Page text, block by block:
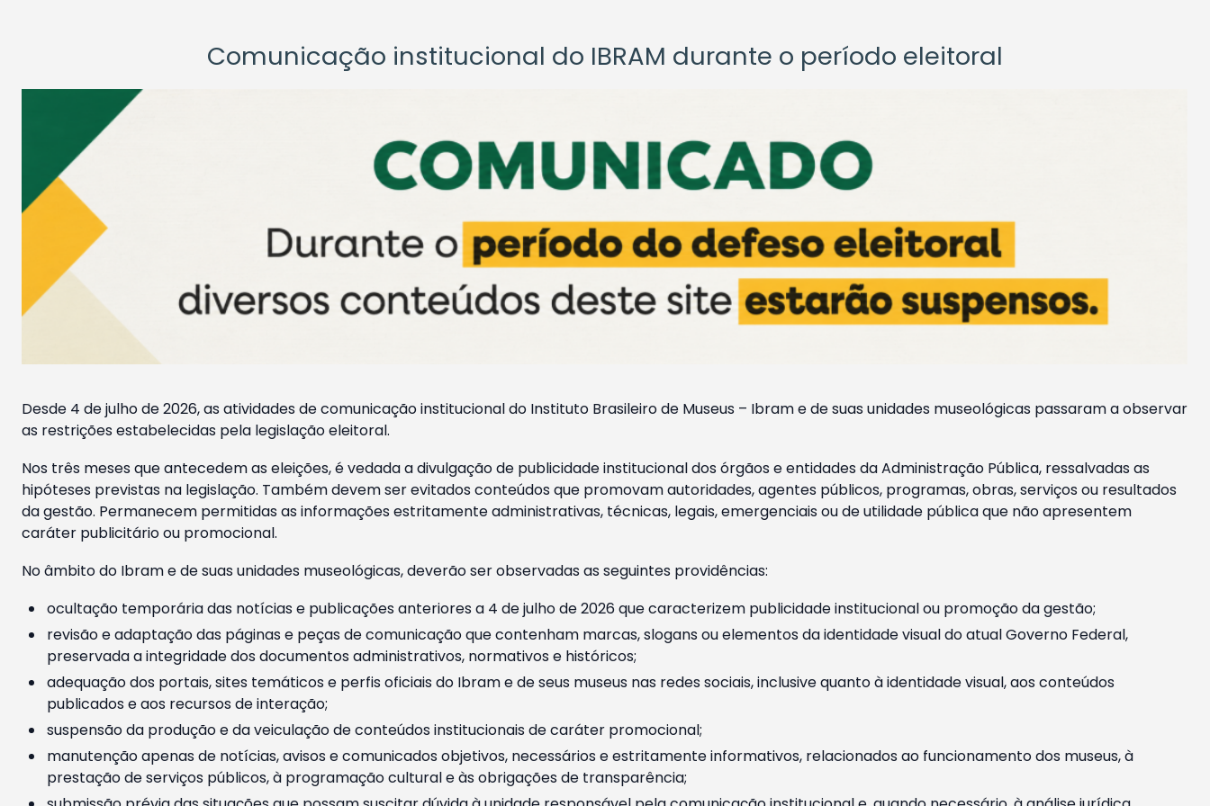
Comunicação institucional do IBRAM durante o período eleitoral
Desde 4 de julho de 2026, as atividades de comunicação institucional do Instituto Brasileiro de Museus – Ibram e de suas unidades museológicas passaram a observar
as restrições estabelecidas pela legislação eleitoral.
Nos três meses que antecedem as eleições, é vedada a divulgação de publicidade institucional dos órgãos e entidades da Administração Pública, ressalvadas as
hipóteses previstas na legislação. Também devem ser evitados conteúdos que promovam autoridades, agentes públicos, programas, obras, serviços ou resultados
da gestão. Permanecem permitidas as informações estritamente administrativas, técnicas, legais, emergenciais ou de utilidade pública que não apresentem
caráter publicitário ou promocional.
No âmbito do Ibram e de suas unidades museológicas, deverão ser observadas as seguintes providências:
ocultação temporária das notícias e publicações anteriores a 4 de julho de 2026 que caracterizem publicidade institucional ou promoção da gestão;
revisão e adaptação das páginas e peças de comunicação que contenham marcas, slogans ou elementos da identidade visual do atual Governo Federal,
preservada a integridade dos documentos administrativos, normativos e históricos;
adequação dos portais, sites temáticos e perfis oficiais do Ibram e de seus museus nas redes sociais, inclusive quanto à identidade visual, aos conteúdos
publicados e aos recursos de interação;
suspensão da produção e da veiculação de conteúdos institucionais de caráter promocional;
manutenção apenas de notícias, avisos e comunicados objetivos, necessários e estritamente informativos, relacionados ao funcionamento dos museus, à
prestação de serviços públicos, à programação cultural e às obrigações de transparência;